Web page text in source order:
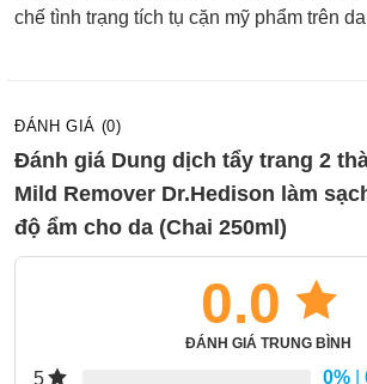
chế tình trạng tích tụ cặn mỹ phẩm trên
ĐÁNH GIÁ (0)
Đánh giá Dung dịch tẩy trang 2
Mild Remover Dr.Hedison làm
độ ẩm cho da (Chai 250ml)
0.0
ĐÁNH GIÁ TRUNG BÌNH
5 0%